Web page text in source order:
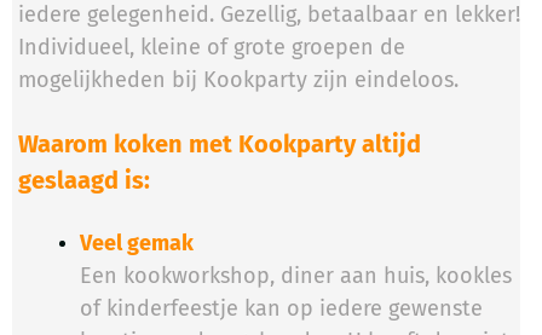
iedere gelegenheid. Gezellig, betaalbaar en lekker!
Individueel, kleine of grote groepen de
mogelijkheden bij Kookparty zijn eindeloos.
Waarom koken met Kookparty altijd
geslaagd is:
Veel gemak
Een kookworkshop, diner aan huis, kookles
of kinderfeestje kan op iedere gewenste